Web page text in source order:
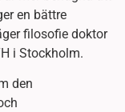
en bättre
filosofie doktor
i Stockholm.
den